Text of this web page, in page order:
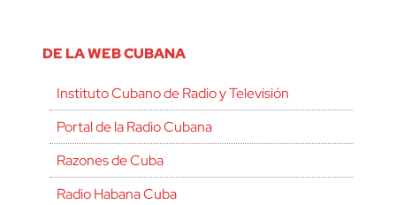
DE LA WEB CUBANA
Instituto Cubano de Radio y Televisión
Portal de la Radio Cubana
Razones de Cuba
Radio Habana Cuba